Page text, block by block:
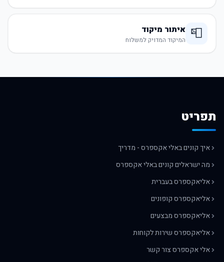
📮 איתור מיקוד
המיקוד המדויק למשלוח
תפריט
איך קונים באלי אקספרס - מדריך
מה ישראלים קונים באלי אקספרס
אליאקספרס בעברית
אליאקספרס קופונים
אליאקספרס מבצעים
אליאקספרס שירות לקוחות
אלי אקספרס צור קשר